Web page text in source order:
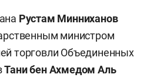
Рустам Минниханов
министром
торговли Объединенных
Тани бен Ахмедом Аль